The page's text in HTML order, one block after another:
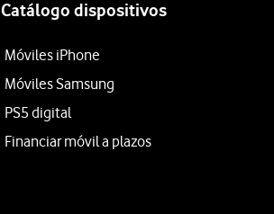
Catálogo dispositivos
Móviles iPhone
Móviles Samsung
PS5 digital
Financiar móvil a plazos